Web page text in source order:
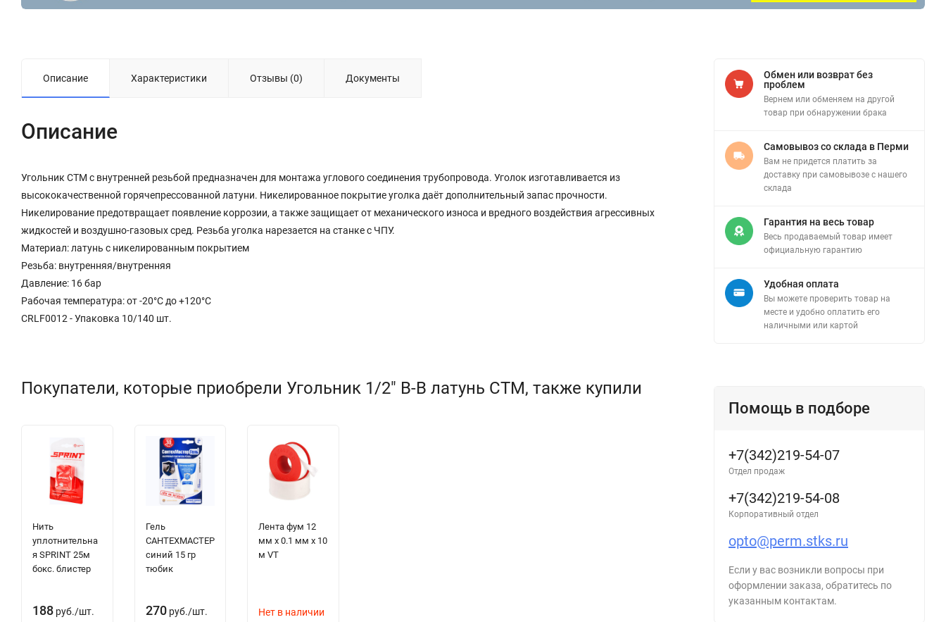
Описание Характеристики Отзывы (0) Документы
Описание
Угольник CTM с внутренней резьбой предназначен для монтажа углового соединения трубопровода. Уголок изготавливается из
высококачественной горячепрессованной латуни. Никелированное покрытие уголка даёт дополнительный запас прочности.
Никелирование предотвращает появление коррозии, а также защищает от механического износа и вредного воздействия агрессивных
жидкостей и воздушно-газовых сред. Резьба уголка нарезается на станке с ЧПУ.
Материал: латунь с никелированным покрытием
Резьба: внутренняя/внутренняя
Давление: 16 бар
Рабочая температура: от -20°С до +120°С
CRLF0012 - Упаковка 10/140 шт.
Покупатели, которые приобрели Угольник 1/2" В-В латунь СТМ, также купили
Нить
уплотнительна
я SPRINT 25м
бокс. блистер
188 руб./шт.
Гель
САНТЕХМАСТЕР
синий 15 гр
тюбик
270 руб./шт.
Лента фум 12
мм х 0.1 мм х 10
м VT
Нет в наличии
Обмен или возврат без
проблем
Вернем или обменяем на другой
товар при обнаружении брака
Самовывоз со склада в Перми
Вам не придется платить за
доставку при самовывозе с нашего
склада
Гарантия на весь товар
Весь продаваемый товар имеет
официальную гарантию
Удобная оплата
Вы можете проверить товар на
месте и удобно оплатить его
наличными или картой
Помощь в подборе
+7(342)219-54-07
Отдел продаж
+7(342)219-54-08
Корпоративный отдел
opto@perm.stks.ru
Если у вас возникли вопросы при
оформлении заказа, обратитесь по
указанным контактам.